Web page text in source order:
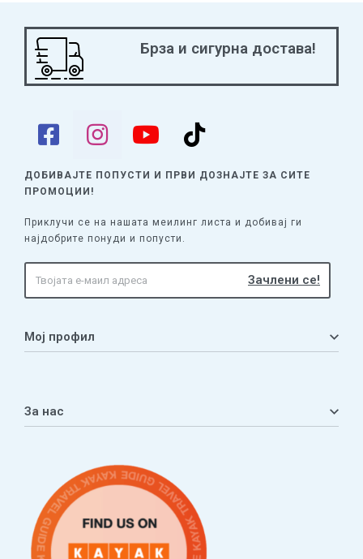
Брза и сигурна достава!
ДОБИВАЈТЕ ПОПУСТИ И ПРВИ ДОЗНАЈТЕ ЗА СИТЕ
ПРОМОЦИИ!
Приклучи се на нашата меилинг листа и добивај ги
најдобрите понуди и попусти.
Мој профил
Листа на желби
За нас
Услови за плаќање и испорака
Наши партнери